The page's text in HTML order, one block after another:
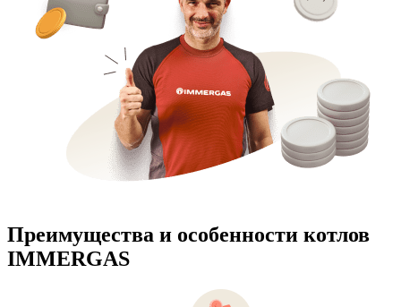
Преимущества и особенности котлов
IMMERGAS